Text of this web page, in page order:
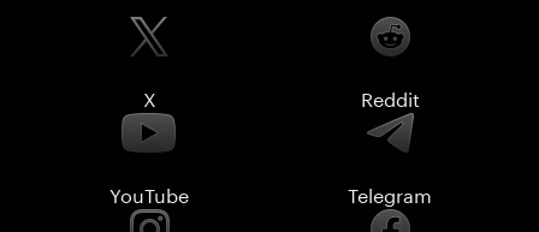
X Reddit
YouTube Telegram